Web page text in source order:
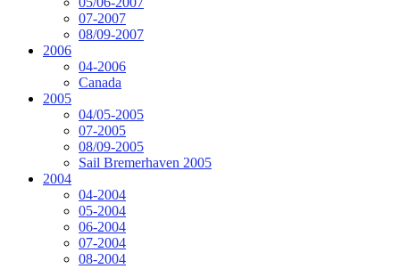
07-2007
08/09-2007
2006
04-2006
Canada
2005
04/05-2005
07-2005
08/09-2005
Sail Bremerhaven 2005
2004
04-2004
05-2004
06-2004
07-2004
08-2004